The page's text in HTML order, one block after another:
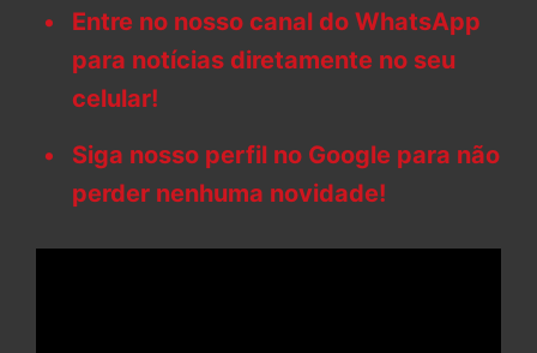
Entre no nosso canal do WhatsApp
para notícias diretamente no seu
celular!
Siga nosso perfil no Google para não
perder nenhuma novidade!